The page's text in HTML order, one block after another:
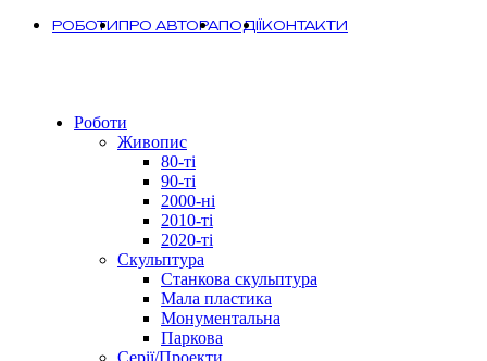
РОБОТИПРО АВТОРАПОДІЇКОНТАКТИ
Close
Роботи
Живопис
80-ті
90-ті
2000-ні
2010-ті
2020-ті
Скульптура
Станкова скульптура
Мала пластика
Монументальна
Паркова